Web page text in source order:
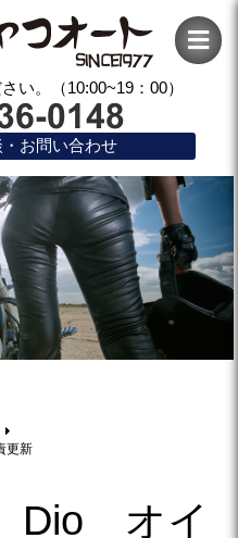
い。（10:00~19：00）
お問い合わせ
更新
Dio オイ